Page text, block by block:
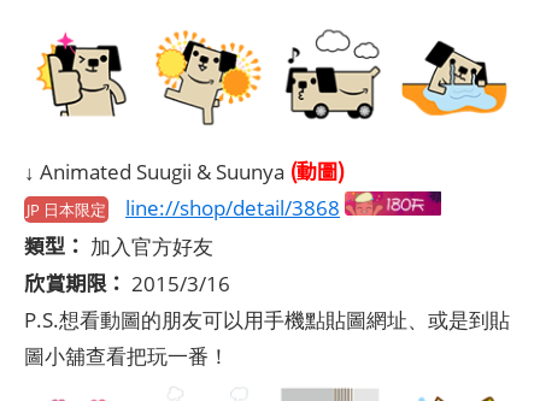
↓ Animated Suugii & Suunya (動圖)
JP 日本限定 line://shop/detail/3868
類型： 加入官方好友
欣賞期限： 2015/3/16
P.S.想看動圖的朋友可以用手機點貼圖網址、或是到貼
圖小舖查看把玩一番！